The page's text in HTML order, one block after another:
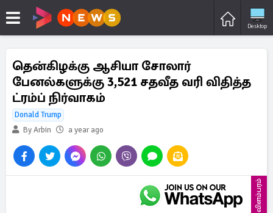
Desktop
தென்கிழக்கு ஆசியா சோலார்
பேனல்களுக்கு 3,521 சதவீத வரி விதித்த
ட்ரம்ப் நிர்வாகம்
Donald Trump
By Arbin
a year ago
விளம்பரம்